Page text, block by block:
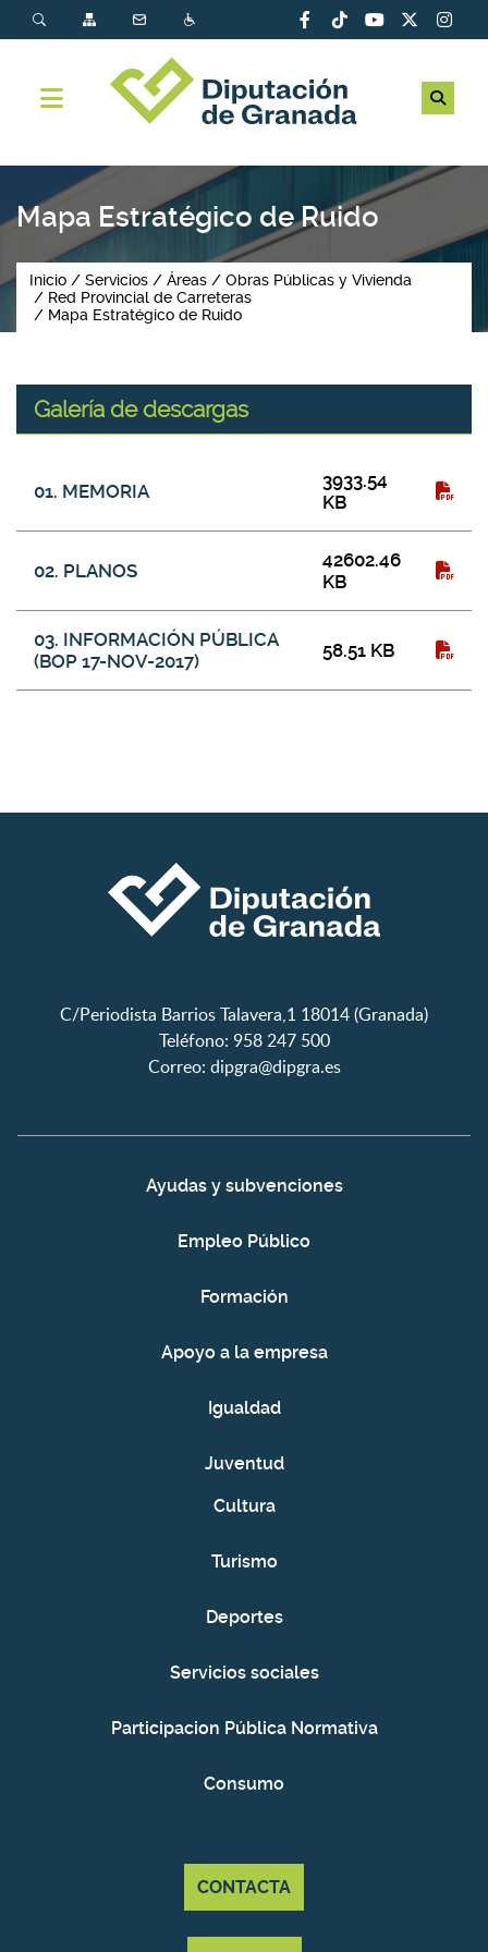
Mapa Estratégico de Ruido
Inicio Servicios Áreas
Obras Públicas y Vivienda
Red Provincial de Carreteras
Mapa Estratégico de Ruido
Galería de descargas
Tipo
01. MEMORIA
3933.54
KB
02. PLANOS
42602.46
KB
03. INFORMACIÓN PÚBLICA
(BOP 17-NOV-2017)
58.51 KB
C/Periodista Barrios Talavera,1 18014 (Granada)
Teléfono: 958 247 500
Correo: dipgra@dipgra.es
Ayudas y subvenciones
Empleo Público
Formación
Apoyo a la empresa
Igualdad
Juventud
Cultura
Turismo
Deportes
Servicios sociales
Participacion Pública Normativa
Consumo
CONTACTA